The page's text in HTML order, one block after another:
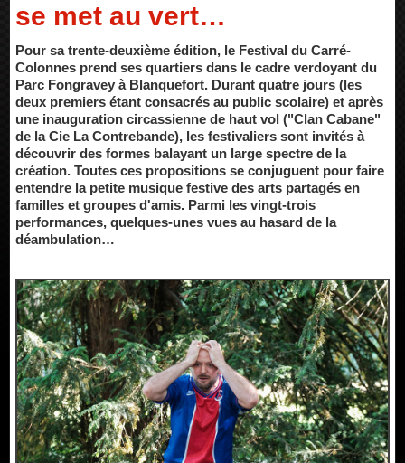
se met au vert…
Pour sa trente-deuxième édition, le Festival du Carré-
Colonnes prend ses quartiers dans le cadre verdoyant du
Parc Fongravey à Blanquefort. Durant quatre jours (les
deux premiers étant consacrés au public scolaire) et après
une inauguration circassienne de haut vol ("Clan Cabane"
de la Cie La Contrebande), les festivaliers sont invités à
découvrir des formes balayant un large spectre de la
création. Toutes ces propositions se conjuguent pour faire
entendre la petite musique festive des arts partagés en
familles et groupes d'amis. Parmi les vingt-trois
performances, quelques-unes vues au hasard de la
déambulation…